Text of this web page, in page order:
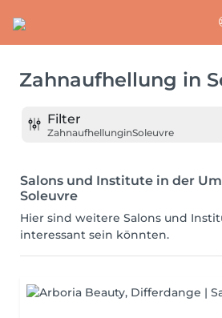
Zahnaufhellung in
Filter
ZahnaufhellunginSoleuvre
Salons und Institute in der
Soleuvre
Hier sind weitere Salons und
interessant sein könnten.